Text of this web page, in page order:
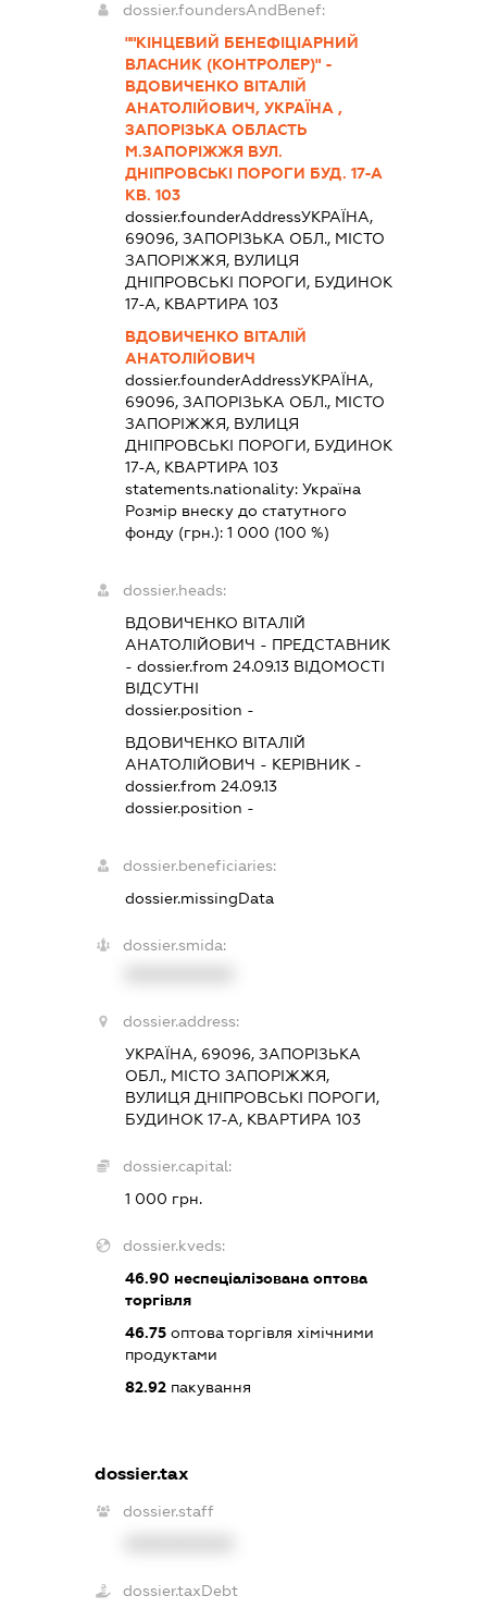
dossier.foundersAndBenef:
""КІНЦЕВИЙ БЕНЕФІЦІАРНИЙ
ВЛАСНИК (КОНТРОЛЕР)" -
ВДОВИЧЕНКО ВІТАЛІЙ
АНАТОЛІЙОВИЧ, УКРАЇНА ,
ЗАПОРІЗЬКА ОБЛАСТЬ
М.ЗАПОРІЖЖЯ ВУЛ.
ДНІПРОВСЬКІ ПОРОГИ БУД. 17-А
КВ. 103
dossier.founderAddressУКРАЇНА,
69096, ЗАПОРІЗЬКА ОБЛ., МІСТО
ЗАПОРІЖЖЯ, ВУЛИЦЯ
ДНІПРОВСЬКІ ПОРОГИ, БУДИНОК
17-А, КВАРТИРА 103
ВДОВИЧЕНКО ВІТАЛІЙ
АНАТОЛІЙОВИЧ
dossier.founderAddressУКРАЇНА,
69096, ЗАПОРІЗЬКА ОБЛ., МІСТО
ЗАПОРІЖЖЯ, ВУЛИЦЯ
ДНІПРОВСЬКІ ПОРОГИ, БУДИНОК
17-А, КВАРТИРА 103
statements.nationality: Україна
Розмір внеску до статутного
фонду (грн.): 1 000 (100 %)
dossier.heads:
ВДОВИЧЕНКО ВІТАЛІЙ
АНАТОЛІЙОВИЧ - ПРЕДСТАВНИК
- dossier.from 24.09.13ВІДОМОСТІ
ВІДСУТНІ
dossier.position -
ВДОВИЧЕНКО ВІТАЛІЙ
АНАТОЛІЙОВИЧ - КЕРІВНИК-
dossier.from 24.09.13
dossier.position -
dossier.beneficiaries:
dossier.missingData
dossier.smida:
dossier.address:
УКРАЇНА, 69096, ЗАПОРІЗЬКА
ОБЛ., МІСТО ЗАПОРІЖЖЯ,
ВУЛИЦЯ ДНІПРОВСЬКІ ПОРОГИ,
БУДИНОК 17-А, КВАРТИРА 103
dossier.capital:
1 000 грн.
dossier.kveds:
46.90неспеціалізована оптова
торгівля
46.75оптова торгівля хімічними
продуктами
82.92пакування
dossier.tax
dossier.staff
dossier.taxDebt